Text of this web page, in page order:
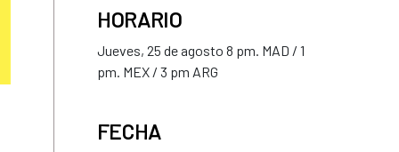
HORARIO
Jueves, 25 de agosto 8 pm. MAD / 1
pm. MEX / 3 pm ARG
FECHA